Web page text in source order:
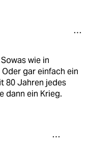
wie in
gar einfach ein
80 Jahren jedes
dann ein Krieg.